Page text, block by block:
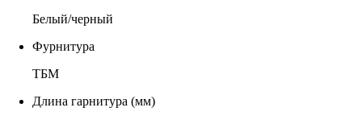
Белый/черный
Фурнитура
ТБМ
Длина гарнитура (мм)